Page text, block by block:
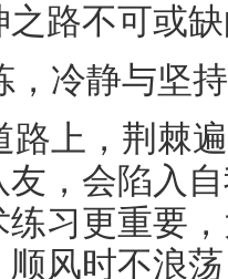
路不可或
，冷静与坚
路上，荆棘
，会陷入
习更重要
风时不浪